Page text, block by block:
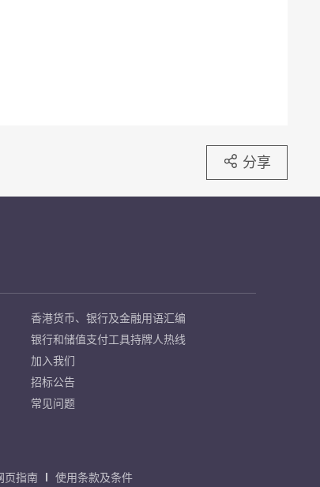
分享
香港货币、银行及金融用语汇编
银行和储值支付工具持牌人热线
加入我们
招标公告
常见问题
页指南 使用条款及条件